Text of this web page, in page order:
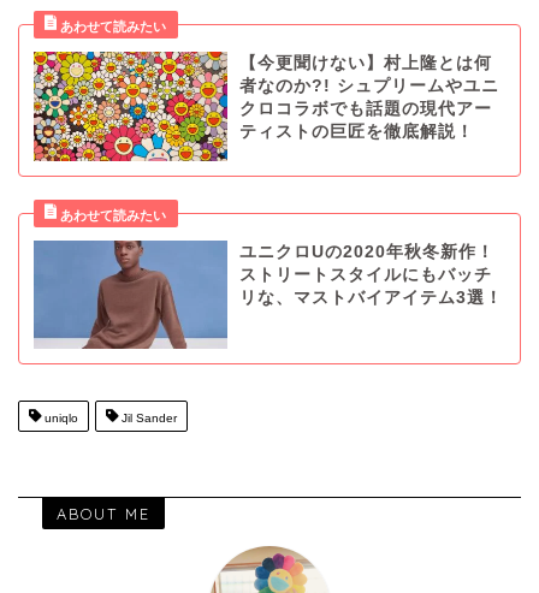
【今更聞けない】村上隆とは何
者なのか?! シュプリームやユニ
クロコラボでも話題の現代アー
ティストの巨匠を徹底解説！
ユニクロUの2020年秋冬新作！
ストリートスタイルにもバッチ
リな、マストバイアイテム3選！
uniqlo Jil Sander
ABOUT ME